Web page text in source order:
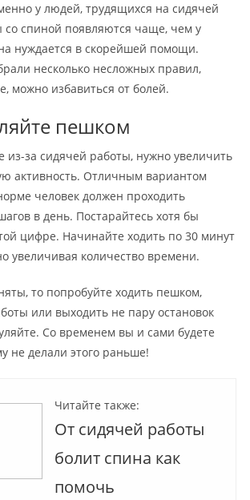
у людей, трудящихся на сидячей
со спиной появляются чаще, чем у
нуждается в скорейшей помощи.
несколько несложных правил,
можно избавиться от болей.
пешком
из-за сидячей работы, нужно увеличить
активность. Отличным вариантом
человек должен проходить
в день. Постарайтесь хотя бы
цифре. Начинайте ходить по 30 минут
увеличивая количество времени.
то попробуйте ходить пешком,
или выходить не пару остановок
Со временем вы и сами будете
не делали этого раньше!
Читайте также:
От сидячей работы
болит спина как
помочь